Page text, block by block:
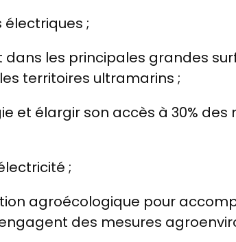
électriques ;
dans les principales grandes
territoires ultramarins ;
et élargir son accès à 30% des
;
agroécologique pour
des mesures